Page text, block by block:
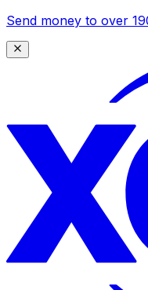
Send money to over